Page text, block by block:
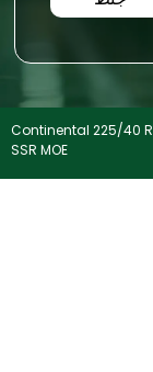
Continental 225/40
SSR MOE